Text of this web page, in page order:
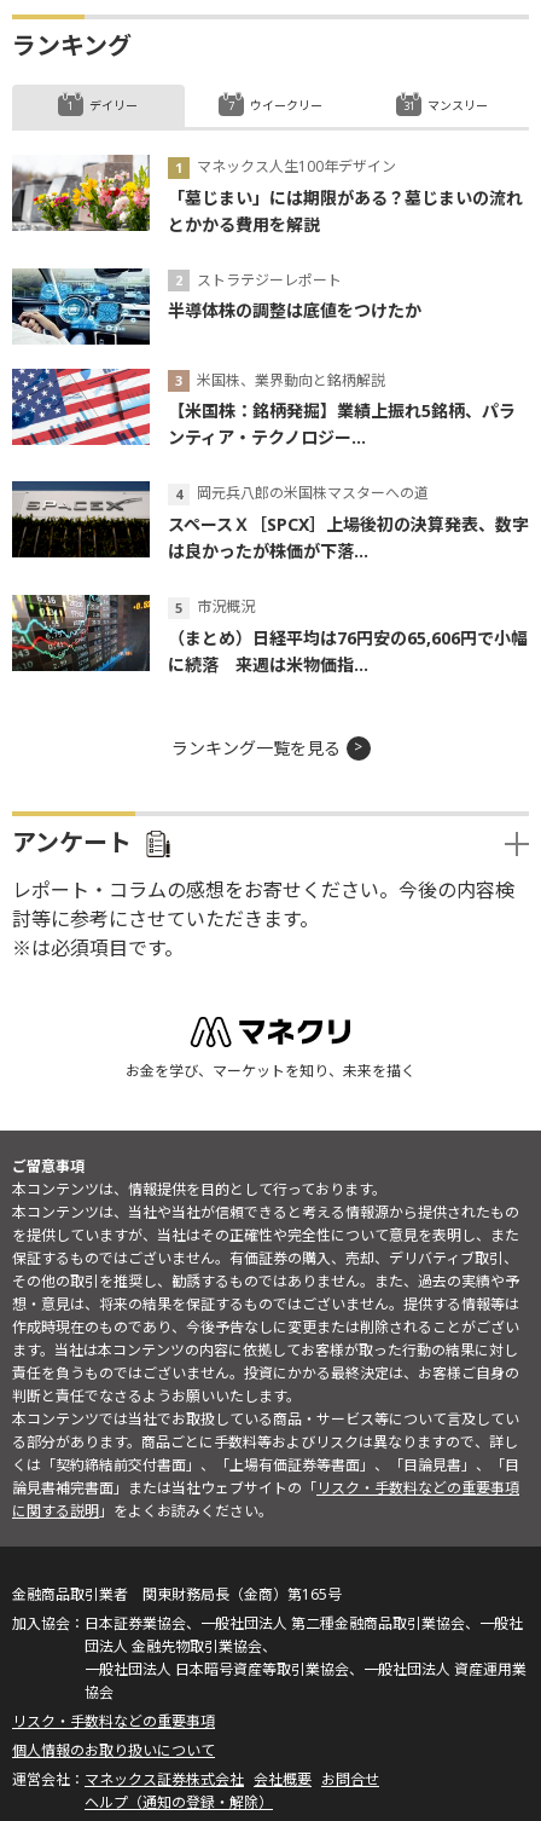
ランキング
デイリー
マネックス人生100年デザイン
「墓じまい」には期限がある？墓じまいの流れ
とかかる費用を解説
ストラテジーレポート
半導体株の調整は底値をつけたか
米国株、業界動向と銘柄解説
【米国株：銘柄発掘】業績上振れ5銘柄、パラ
ンティア・テクノロジー...
岡元兵八郎の米国株マスターへの道
スペースＸ［SPCX］上場後初の決算発表、数字
は良かったが株価が下落...
市況概況
（まとめ）日経平均は76円安の65,606円で小幅
に続落 来週は米物価指...
ウイークリー マンスリー
ランキング一覧を見る
アンケート
レポート・コラムの感想をお寄せください。今後の内容検
討等に参考にさせていただきます。
※は必須項目です。
お金を学び、マーケットを知り、未来を描く
ご留意事項
本コンテンツは、情報提供を目的として行っております。
本コンテンツは、当社や当社が信頼できると考える情報源から提供されたもの
を提供していますが、当社はその正確性や完全性について意見を表明し、また
保証するものではございません。有価証券の購入、売却、デリバティブ取引、
その他の取引を推奨し、勧誘するものではありません。また、過去の実績や予
想・意見は、将来の結果を保証するものではございません。提供する情報等は
作成時現在のものであり、今後予告なしに変更または削除されることがござい
ます。当社は本コンテンツの内容に依拠してお客様が取った行動の結果に対し
責任を負うものではございません。投資にかかる最終決定は、お客様ご自身の
判断と責任でなさるようお願いいたします。
本コンテンツでは当社でお取扱している商品・サービス等について言及してい
る部分があります。商品ごとに手数料等およびリスクは異なりますので、詳し
くは「契約締結前交付書面」、「上場有価証券等書面」、「目論見書」、「目
論見書補完書面」または当社ウェブサイトの「リスク・手数料などの重要事項
に関する説明」をよくお読みください。
金融商品取引業者 関東財務局長（金商）第165号
日本証券業協会、一般社団法人 第二種金融商品取引業協会、一般社
団法人 金融先物取引業協会、
一般社団法人 日本暗号資産等取引業協会、一般社団法人 資産運用業
協会
リスク・手数料などの重要事項
個人情報のお取り扱いについて
マネックス証券株式会社 会社概要 お問合せ
ヘルプ（通知の登録・解除）